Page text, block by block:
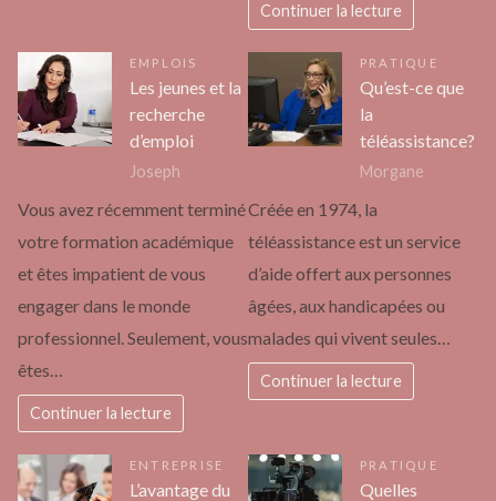
Continuer la lecture
EMPLOIS
Les jeunes et la
recherche
d’emploi
Joseph
Vous avez récemment terminé
votre formation académique
et êtes impatient de vous
engager dans le monde
professionnel. Seulement, vous
êtes…
Continuer la lecture
PRATIQUE
Qu’est-ce que
la
téléassistance?
Morgane
Créée en 1974, la
téléassistance est un service
d’aide offert aux personnes
âgées, aux handicapées ou
malades qui vivent seules…
Continuer la lecture
ENTREPRISE
L’avantage du
PRATIQUE
Quelles